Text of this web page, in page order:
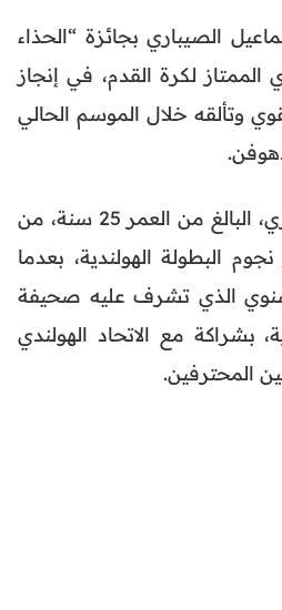
الصيباري بجائزة “الحذاء
الممتاز لكرة القدم، في إنجاز
وتألقه خلال الموسم الحالي
وتمكن إسماعيل الصيباري، البالغ من العمر 25 سنة، من
البطولة الهولندية، بعدما
الذي تشرف عليه صحيفة
بشراكة مع الاتحاد الهولندي
المحترفين.